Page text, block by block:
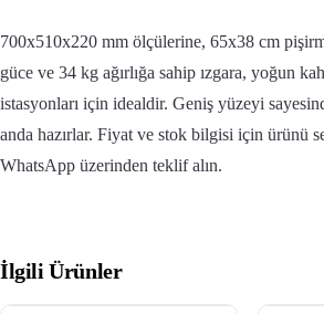
700x510x220 mm ölçülerine, 65x38 cm
güce ve 34 kg ağırlığa sahip ızgara, yoğun
istasyonları için idealdir. Geniş yüzeyi
anda hazırlar. Fiyat ve stok bilgisi için ürünü
WhatsApp üzerinden teklif alın.
İlgili Ürünler